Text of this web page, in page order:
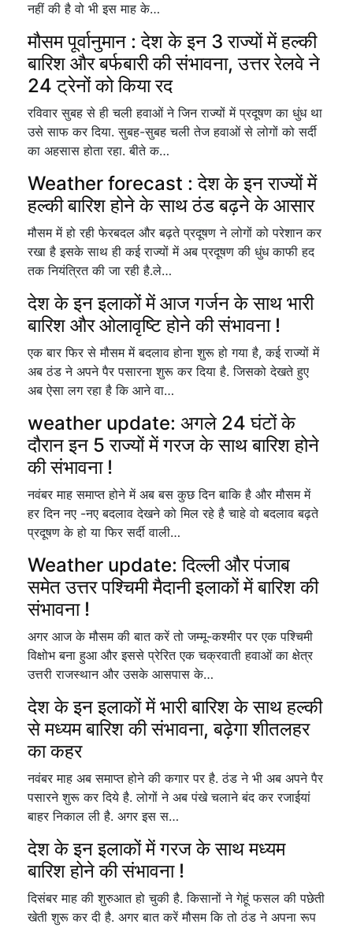
नहीं की है वो भी इस माह के…
मौसम पूर्वानुमान : देश के इन 3 राज्यों में हल्की
बारिश और बर्फबारी की संभावना, उत्तर रेलवे ने
24 ट्रेनों को किया रद
रविवार सुबह से ही चली हवाओं ने जिन राज्यों में प्रदूषण का धुंध था
उसे साफ कर दिया. सुबह-सुबह चली तेज हवाओं से लोगों को सर्दी
का अहसास होता रहा. बीते क…
Weather forecast : देश के इन राज्यों में
हल्की बारिश होने के साथ ठंड बढ़ने के आसार
मौसम में हो रही फेरबदल और बढ़ते प्रदूषण ने लोगों को परेशान कर
रखा है इसके साथ ही कई राज्यों में अब प्रदूषण की धुंध काफी हद
तक नियंत्रित की जा रही है.ले…
देश के इन इलाकों में आज गर्जन के साथ भारी
बारिश और ओलावृष्टि होने की संभावना !
एक बार फिर से मौसम में बदलाव होना शुरू हो गया है, कई राज्यों में
अब ठंड ने अपने पैर पसारना शुरू कर दिया है. जिसको देखते हुए
अब ऐसा लग रहा है कि आने वा…
weather update: अगले 24 घंटों के
दौरान इन 5 राज्यों में गरज के साथ बारिश होने
की संभावना !
नवंबर माह समाप्त होने में अब बस कुछ दिन बाकि है और मौसम में
हर दिन नए -नए बदलाव देखने को मिल रहे है चाहे वो बदलाव बढ़ते
प्रदूषण के हो या फिर सर्दी वाली…
Weather update: दिल्ली और पंजाब
समेत उत्तर पश्चिमी मैदानी इलाकों में बारिश की
संभावना !
अगर आज के मौसम की बात करें तो जम्मू-कश्मीर पर एक पश्चिमी
विक्षोभ बना हुआ और इससे प्रेरित एक चक्रवाती हवाओं का क्षेत्र
उत्तरी राजस्थान और उसके आसपास के…
देश के इन इलाकों में भारी बारिश के साथ हल्की
से मध्यम बारिश की संभावना, बढ़ेगा शीतलहर
का कहर
नवंबर माह अब समाप्त होने की कगार पर है. ठंड ने भी अब अपने पैर
पसारने शुरू कर दिये है. लोगों ने अब पंखे चलाने बंद कर रजाईयां
बाहर निकाल ली है. अगर इस स…
देश के इन इलाकों में गरज के साथ मध्यम
बारिश होने की संभावना !
दिसंबर माह की शुरुआत हो चुकी है. किसानों ने गेहूं फसल की पछेती
खेती शुरू कर दी है. अगर बात करें मौसम कि तो ठंड ने अपना रूप